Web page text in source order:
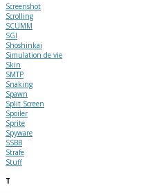
Screenshot
Scrolling
SCUMM
SGI
Shoshinkai
Simulation de vie
Skin
SMTP
Snaking
Spawn
Split Screen
Spoiler
Sprite
Spyware
SSBB
Strafe
Stuff
T